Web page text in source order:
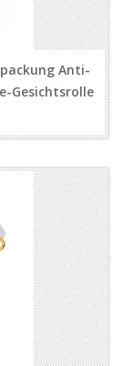
Anti-
Gesichtsrolle